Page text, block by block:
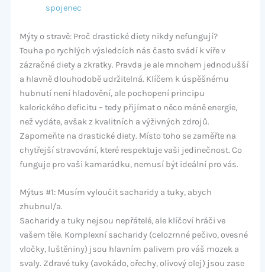
spojenec
Mýty o stravě: Proč drastické diety nikdy nefungují?
Touha po rychlých výsledcích nás často svádí k víře v
zázračné diety a zkratky. Pravda je ale mnohem jednodušší
a hlavně dlouhodobě udržitelná. Klíčem k úspěšnému
hubnutí není hladovění, ale pochopení principu
kalorického deficitu – tedy přijímat o něco méně energie,
než vydáte, avšak z kvalitních a výživných zdrojů.
Zapomeňte na drastické diety. Místo toho se zaměřte na
chytřejší stravování, které respektuje vaši jedinečnost. Co
funguje pro vaši kamarádku, nemusí být ideální pro vás.
Mýtus #1: Musím vyloučit sacharidy a tuky, abych
zhubnul/a.
Sacharidy a tuky nejsou nepřátelé, ale klíčoví hráči ve
vašem těle. Komplexní sacharidy (celozrnné pečivo, ovesné
vločky, luštěniny) jsou hlavním palivem pro váš mozek a
svaly. Zdravé tuky (avokádo, ořechy, olivový olej) jsou zase